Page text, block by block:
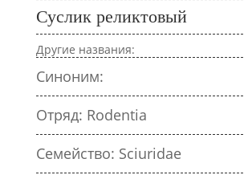
Суслик реликтовый
Другие названия:
Синоним:
Отряд: Rodentia
Семейство: Sciuridae